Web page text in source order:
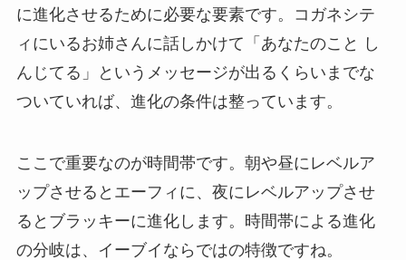
に進化させるために必要な要素です。コガネシテ
ィにいるお姉さんに話しかけて「あなたのこと し
んじてる」というメッセージが出るくらいまでな
ついていれば、進化の条件は整っています。
ここで重要なのが時間帯です。朝や昼にレベルア
ップさせるとエーフィに、夜にレベルアップさせ
るとブラッキーに進化します。時間帯による進化
の分岐は、イーブイならではの特徴ですね。